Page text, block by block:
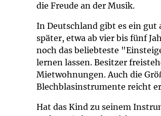
die Freude an der Musik.
In Deutschland gibt es ein gut
später, etwa ab vier bis fünf
noch das beliebteste
lernen lassen. Besitzer
Mietwohnungen. Auch die
Blechblasinstrumente reicht
Hat das Kind zu seinem